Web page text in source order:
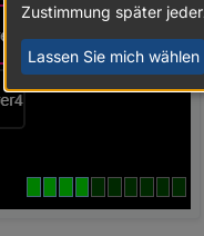
Zustimmung später
Lassen Sie mich wählen